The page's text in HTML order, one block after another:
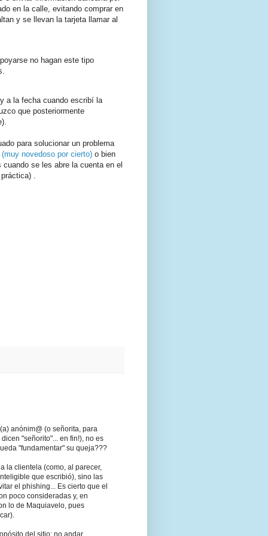
en la calle, evitando comprar en
y se llevan la tarjeta llamar al
no hagan este tipo
a la fecha cuando escribí la
que posteriormente
para solucionar un problema
(muy novedoso por cierto) o bien
se les abre la cuenta en el
.
anónim@ (o señorita, para
"señorito"... en fin!), no es
"fundamentar" su queja???
la clientela (como, al parecer,
que escribió), sino las
el phishing... Es cierto que el
poco consideradas y, en
lo de Maquiavelo, pues
del sitio: no andar